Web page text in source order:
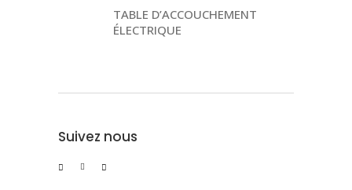
TABLE D’ACCOUCHEMENT
ÉLECTRIQUE
Suivez nous